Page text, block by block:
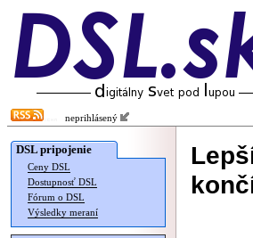
neprihlásený
DSL pripojenie
Ceny DSL
Dostupnosť DSL
Fórum o DSL
Výsledky meraní